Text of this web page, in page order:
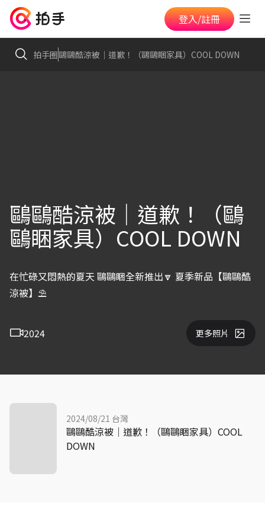
登入/註冊
拍手圈鷗鷗酷涼被｜道歉！（鷗鷗睏家具）COOL DOWN
鷗鷗酷涼被｜道歉！（鷗
鷗睏家具）COOL DOWN
在忙碌又悶熱的夏天 鷗鷗睏全新推出🔽 夏季新品【鷗鷗酷
涼被】⛱️
2024 更多照片
2024/08/21 台灣
鷗鷗酷涼被｜道歉！（鷗鷗睏家具）COOL
DOWN